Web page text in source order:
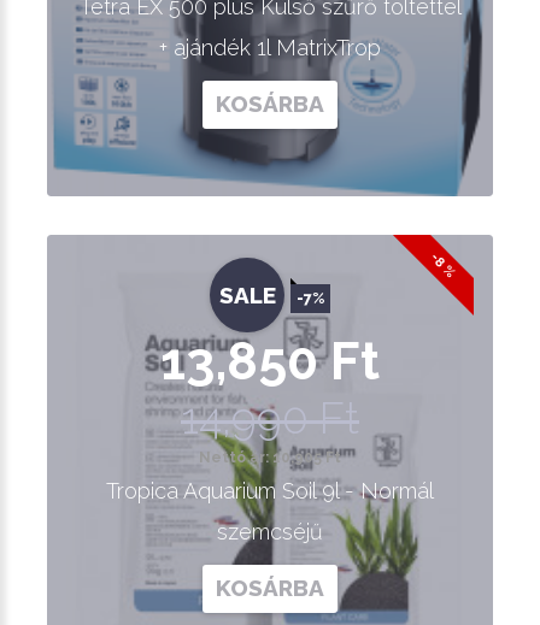
Tetra EX 500 plus Külső szűrő töltettel
+ ajándék 1l MatrixTrop
KOSÁRBA
-8 %
SALE -7%
13,850 Ft
14,990 Ft
Nettó ár: 10,905 Ft
Tropica Aquarium Soil 9l - Normál
szemcséjű
KOSÁRBA